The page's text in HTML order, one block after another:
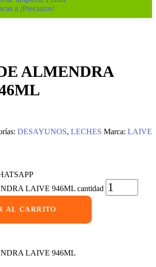
ALMENDRA
DESAYUNOS, LECHES Marca: LAIVE
LAIVE 946ML cantidad
AL CARRITO
LAIVE 946ML